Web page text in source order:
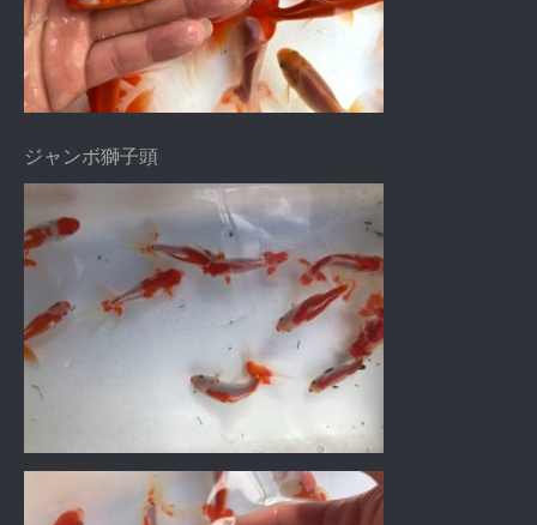
ジャンボ獅子頭